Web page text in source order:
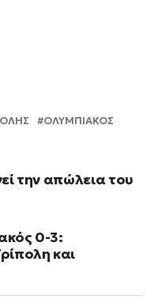
ΟΛΥΜΠΙΑΚΟΣ
την απώλεια του
0-3:
και